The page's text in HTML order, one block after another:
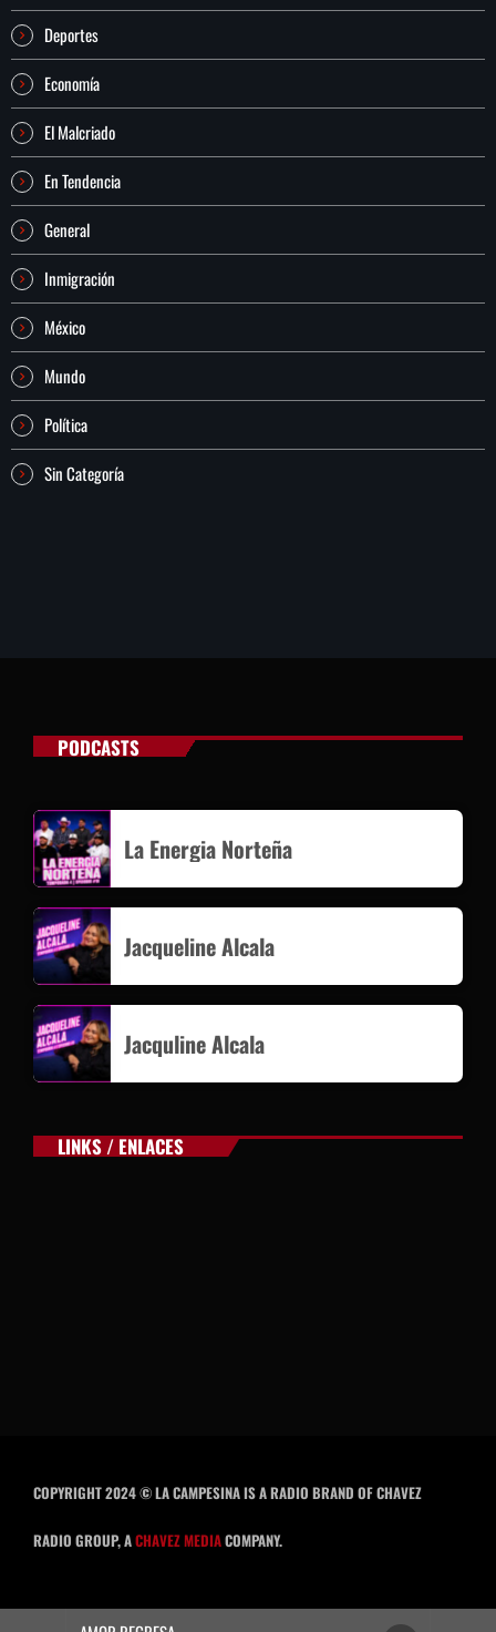
Deportes
Economía
El Malcriado
En Tendencia
General
Inmigración
México
Mundo
Política
Sin Categoría
PODCASTS
La Energia Norteña
Jacqueline Alcala
Jacquline Alcala
LINKS / ENLACES
COPYRIGHT 2024 © LA CAMPESINA IS A RADIO BRAND OF CHAVEZ
RADIO GROUP, ACHAVEZ MEDIACOMPANY.